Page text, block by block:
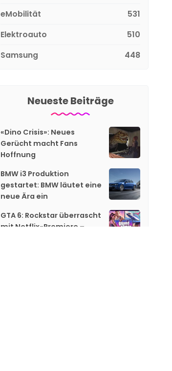
eMobilität
531
Elektroauto
510
Samsung
448
Neueste Beiträge
«Dino Crisis»: Neues
Gerücht macht Fans
Hoffnung
BMW i3 Produktion
gestartet: BMW läutet eine
neue Ära ein
GTA 6: Rockstar überrascht
mit Netflix-Premiere –